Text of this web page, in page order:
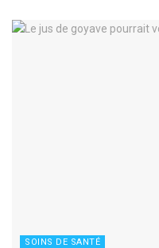
SOINS DE SANTÉ